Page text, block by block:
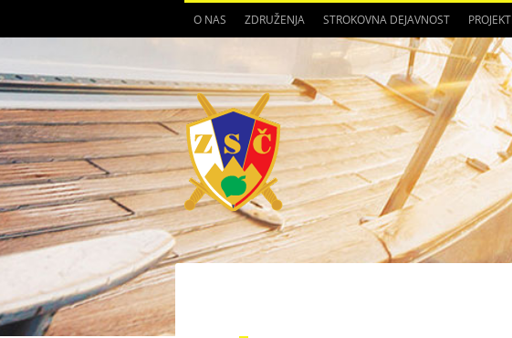
O NAS ZDRUŽENJA STROKOVNA DEJAVNOST